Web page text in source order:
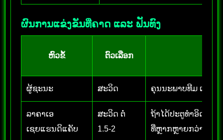
ຜົນການແຂ່ງຂັນທີ່ຄາດ ແລະ ຟັນທົງ
ຫົວຂໍ້ ຕົວເລືອກ
ຜູ້ຊະນະ ສະວິດ ຄຸນນະພາບທີມ ແລະ
ລາຄາເອ
ເຊຍແຮນດິແຄັບ
ສະວິດ ຕໍ່
1.5-2
ຖ້າໄດ້ປະຕູທຳອິດໄວ
ທີ່ຫຼາກຫຼາຍກວ່າ